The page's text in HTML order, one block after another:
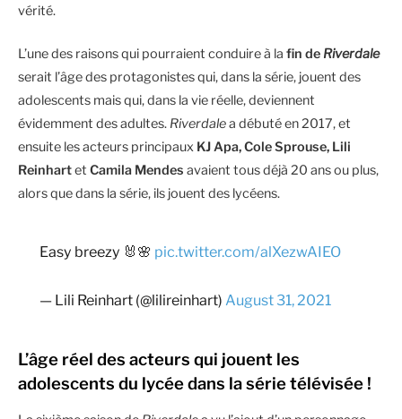
vérité.
L’une des raisons qui pourraient conduire à la fin de Riverdale
serait l’âge des protagonistes qui, dans la série, jouent des
adolescents mais qui, dans la vie réelle, deviennent
évidemment des adultes. Riverdalea débuté en 2017, et
ensuite les acteurs principaux KJ Apa, Cole Sprouse, Lili
Reinhartet Camila Mendes avaient tous déjà 20 ans ou plus,
alors que dans la série, ils jouent des lycéens.
Easy breezy 🐰🌸 pic.twitter.com/alXezwAIEO
— Lili Reinhart (@lilireinhart) August 31, 2021
L’âge réel des acteurs qui jouent les
adolescents du lycée dans la série télévisée !